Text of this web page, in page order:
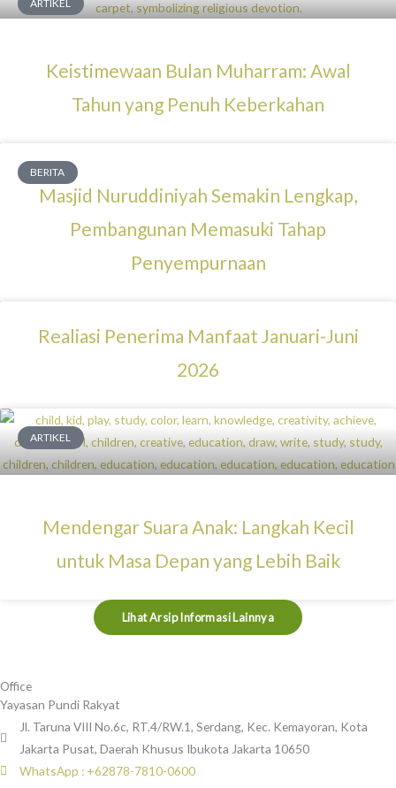
ARTIKEL
Keistimewaan Bulan Muharram: Awal
Tahun yang Penuh Keberkahan
BERITA
Masjid Nuruddiniyah Semakin Lengkap,
Pembangunan Memasuki Tahap
Penyempurnaan
Realiasi Penerima Manfaat Januari-Juni
2026
ARTIKEL
Mendengar Suara Anak: Langkah Kecil
untuk Masa Depan yang Lebih Baik
Lihat Arsip Informasi Lainnya
Office
Yayasan Pundi Rakyat
Jl. Taruna VIII No.6c, RT.4/RW.1, Serdang, Kec. Kemayoran, Kota
Jakarta Pusat, Daerah Khusus Ibukota Jakarta 10650
WhatsApp : +62878-7810-0600